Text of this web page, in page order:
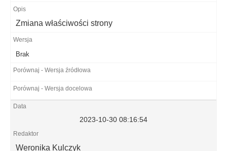
Zmiana właściwości strony
Brak
2023-10-30 08:16:54
Weronika Kulczyk